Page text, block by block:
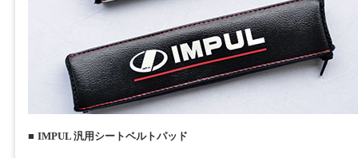
■ IMPUL 汎用シートベルトパッド